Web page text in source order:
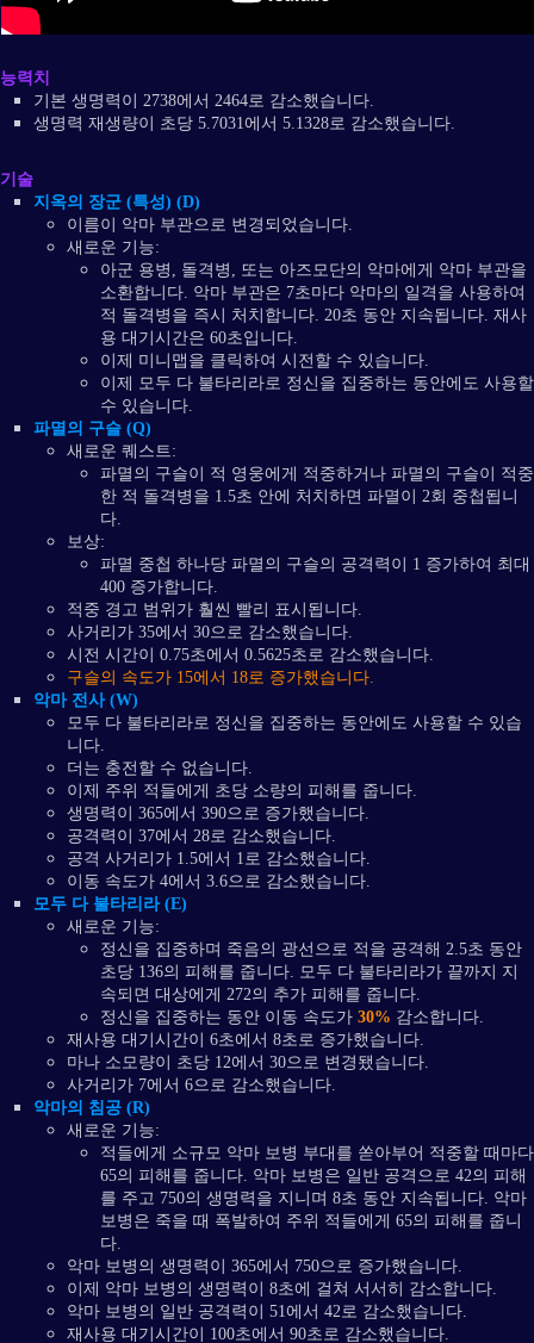
능력치
기본 생명력이 2738에서 2464로 감소했습니다.
생명력 재생량이 초당 5.7031에서 5.1328로 감소했습니다.
기술
지옥의 장군 (특성) (D)
이름이 악마 부관으로 변경되었습니다.
새로운 기능:
아군 용병, 돌격병, 또는 아즈모단의 악마에게 악마 부관을
소환합니다. 악마 부관은 7초마다 악마의 일격을 사용하여
적 돌격병을 즉시 처치합니다. 20초 동안 지속됩니다. 재사
용 대기시간은 60초입니다.
이제 미니맵을 클릭하여 시전할 수 있습니다.
이제 모두 다 불타리라로 정신을 집중하는 동안에도 사용할
수 있습니다.
파멸의 구슬 (Q)
새로운 퀘스트:
파멸의 구슬이 적 영웅에게 적중하거나 파멸의 구슬이 적중
한 적 돌격병을 1.5초 안에 처치하면 파멸이 2회 중첩됩니
다.
보상:
파멸 중첩 하나당 파멸의 구슬의 공격력이 1 증가하여 최대
400 증가합니다.
적중 경고 범위가 훨씬 빨리 표시됩니다.
사거리가 35에서 30으로 감소했습니다.
시전 시간이 0.75초에서 0.5625초로 감소했습니다.
구슬의 속도가 15에서 18로 증가했습니다.
악마 전사 (W)
모두 다 불타리라로 정신을 집중하는 동안에도 사용할 수 있습
니다.
더는 충전할 수 없습니다.
이제 주위 적들에게 초당 소량의 피해를 줍니다.
생명력이 365에서 390으로 증가했습니다.
공격력이 37에서 28로 감소했습니다.
공격 사거리가 1.5에서 1로 감소했습니다.
이동 속도가 4에서 3.6으로 감소했습니다.
모두 다 불타리라 (E)
새로운 기능:
정신을 집중하며 죽음의 광선으로 적을 공격해 2.5초 동안
초당 136의 피해를 줍니다. 모두 다 불타리라가 끝까지 지
속되면 대상에게 272의 추가 피해를 줍니다.
정신을 집중하는 동안 이동 속도가 30% 감소합니다.
재사용 대기시간이 6초에서 8초로 증가했습니다.
마나 소모량이 초당 12에서 30으로 변경됐습니다.
사거리가 7에서 6으로 감소했습니다.
악마의 침공 (R)
새로운 기능:
적들에게 소규모 악마 보병 부대를 쏟아부어 적중할 때마다
65의 피해를 줍니다. 악마 보병은 일반 공격으로 42의 피해
를 주고 750의 생명력을 지니며 8초 동안 지속됩니다. 악마
보병은 죽을 때 폭발하여 주위 적들에게 65의 피해를 줍니
다.
악마 보병의 생명력이 365에서 750으로 증가했습니다.
이제 악마 보병의 생명력이 8초에 걸쳐 서서히 감소합니다.
악마 보병의 일반 공격력이 51에서 42로 감소했습니다.
재사용 대기시간이 100초에서 90초로 감소했습니다.